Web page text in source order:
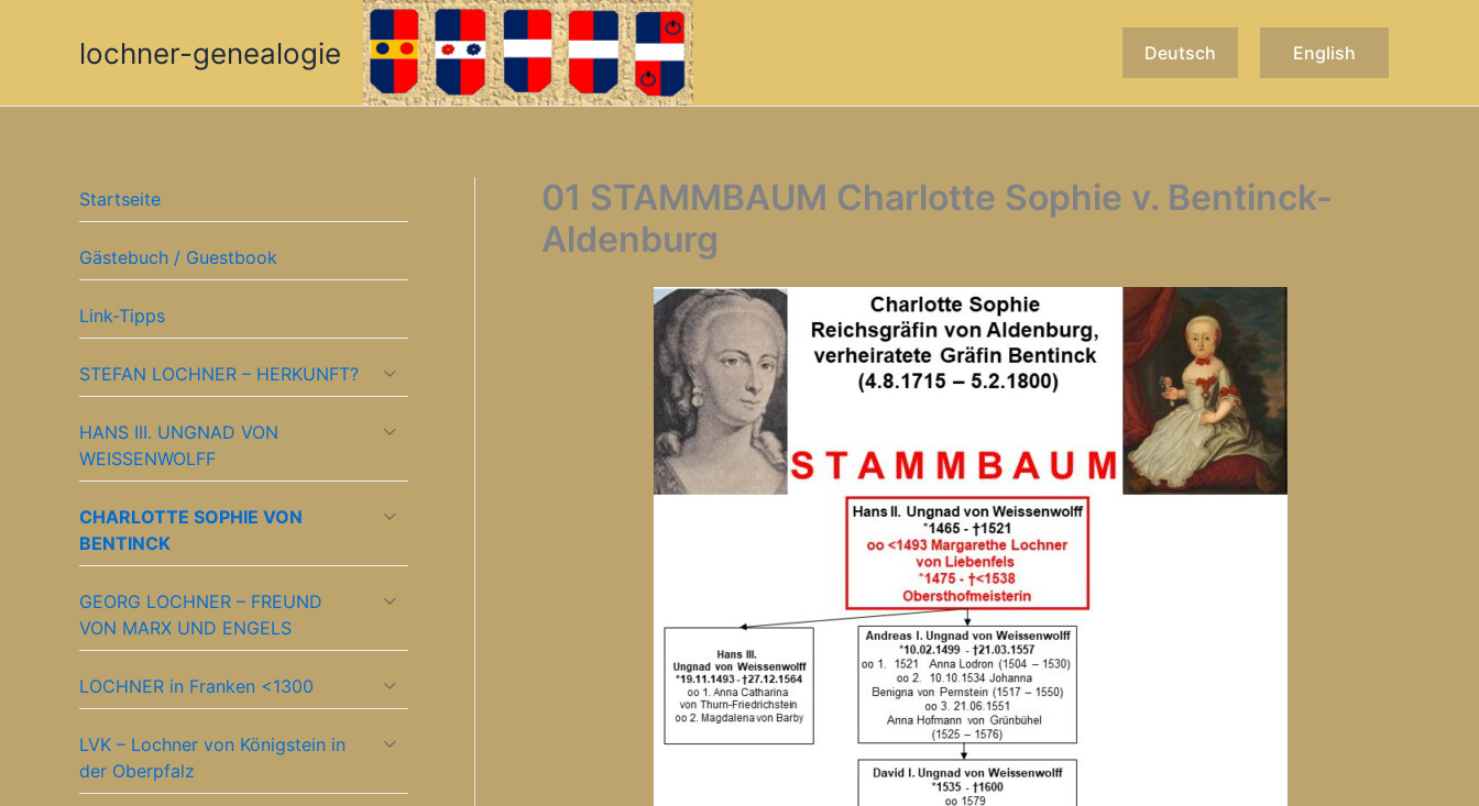
lochner-genealogie Deutsch English
Startseite
Gästebuch / Guestbook
Link-Tipps
STEFAN LOCHNER – HERKUNFT?
HANS III. UNGNAD VON
WEISSENWOLFF
CHARLOTTE SOPHIE VON
BENTINCK
GEORG LOCHNER – FREUND
VON MARX UND ENGELS
LOCHNER in Franken <1300
LVK – Lochner von Königstein in
der Oberpfalz
01 STAMMBAUM Charlotte Sophie v. Bentinck-
Aldenburg